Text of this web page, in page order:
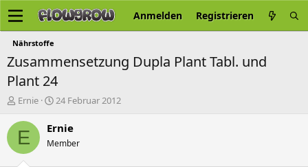
Anmelden Registrieren
Nährstoffe
Zusammensetzung Dupla Plant Tabl. und
Plant 24
E
s
Ernie
E
s
e
24 Februar 2012
E Ernie
Member